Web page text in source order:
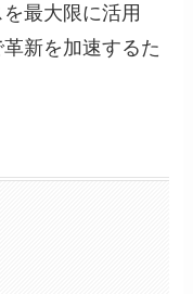
最大限に活用
新を加速するた